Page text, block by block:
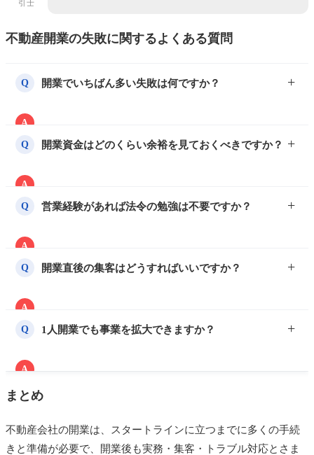
引士
不動産開業の失敗に関するよくある質問
Q 開業でいちばん多い失敗は何ですか？
A
ートが二大失敗です。どちらも事前の準備で防げるた
Q 開業資金はどのくらい余裕を見ておくべきですか？
A
を確保するのが目安です。売上が立つまでのタイムラ
Q 営業経験があれば法令の勉強は不要ですか？
A
守・経理の知識は別物です。重要事項説明や帳簿付け
Q 開業直後の集客はどうすればいいですか？
A
と、人脈・紹介などの直接営業を組み合わせます。
りから始めるのが現実的です。
Q 1人開業でも事業を拡大できますか？
A
です。情報をクラウドで一元管理し、マニュアルを整
と、属人化による限界を避けられます。
まとめ
不動産会社の開業は、スタートラインに立つまでに多くの手続
きと準備が必要で、開業後も実務・集客・トラブル対応とさま